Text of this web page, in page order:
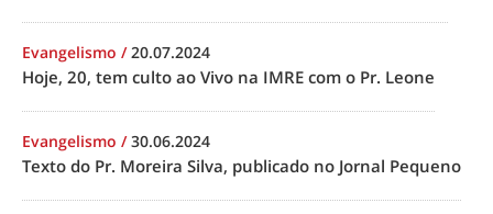
Evangelismo /20.07.2024
Hoje, 20, tem culto ao Vivo na IMRE com o Pr. Leone
Evangelismo /30.06.2024
Texto do Pr. Moreira Silva, publicado no Jornal Pequeno